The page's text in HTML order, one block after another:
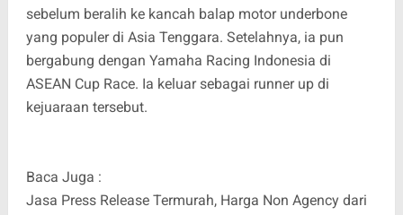
sebelum beralih ke kancah balap motor underbone
yang populer di Asia Tenggara. Setelahnya, ia pun
bergabung dengan Yamaha Racing Indonesia di
ASEAN Cup Race. Ia keluar sebagai runner up di
kejuaraan tersebut.
Baca Juga :
Jasa Press Release Termurah, Harga Non Agency dari